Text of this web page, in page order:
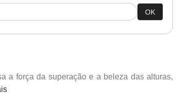
OK
a força da superação e a beleza das alturas,